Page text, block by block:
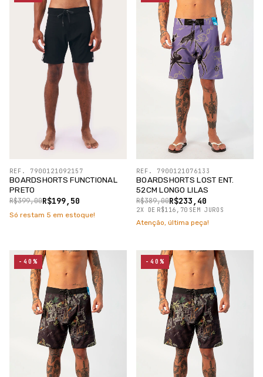
BOARDSHORTS FUNCTIONAL
PRETO
R$199,50
R$399,00
REF. 7900121092157
Só restam 5 em estoque!
BOARDSHORTS LOST ENT.
52CM LONGO LILAS
R$233,40
R$389,00
2X DE R$116,70 SEM JUROS
REF. 7900121076133
Atenção, última peça!
-40% -40%